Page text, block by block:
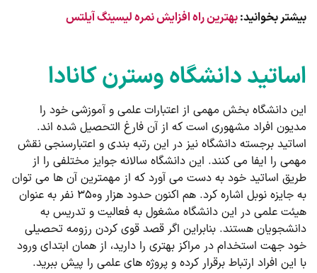
بیشتر بخوانید:بهترین راه افزایش نمره لیسینگ آیلتس
اساتید دانشگاه وسترن کانادا
این دانشگاه بخش مهمی از اعتبارات علمی و آموزشی خود را
مدیون افراد مشهوری است که از آن فارغ ‌التحصیل شده ‌اند.
اساتید برجسته دانشگاه نیز در این رتبه‌ بندی و اعتبارسنجی نقش
مهمی را ایفا می کنند. این دانشگاه سالانه جوایز مختلفی را از
طریق اساتید خود به دست می آورد که از مهمترین آن ها می توان
به جایزه نوبل اشاره کرد. هم اکنون حدود هزار و۳۵۰ نفر به عنوان
هیئت علمی در این دانشگاه مشغول به فعالیت و تدریس به
دانشجویان هستند. بنابراین اگر قصد قوی کردن رزومه تحصیلی
خود جهت استخدام در مراکز بهتری را دارید، از همان ابتدای ورود
با این افراد ارتباط برقرار کرده و پروژه های علمی را پیش ببرید.